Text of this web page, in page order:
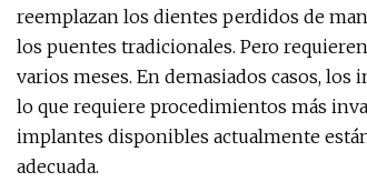
reemplazan los dientes perdidos de
los puentes tradicionales. Pero
varios meses. En demasiados casos,
lo que requiere procedimientos más
implantes disponibles actualmente
adecuada.